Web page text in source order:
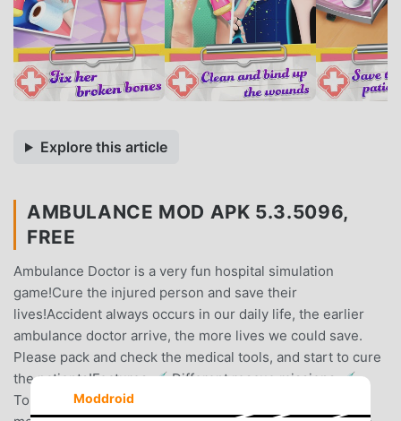
Explore this article
AMBULANCE MOD APK 5.3.5096,
FREE
Ambulance Doctor is a very fun hospital simulation
game!Cure the injured person and save their
lives!Accident always occurs in our daily life, the earlier
ambulance doctor arrive, the more lives we could save.
Please pack and check the medical tools, and start to cure
the patients!Features:💉 Different rescue missions 💉
Tons of ambulance vehicles to choose 💉 Lots of real
Moddroid